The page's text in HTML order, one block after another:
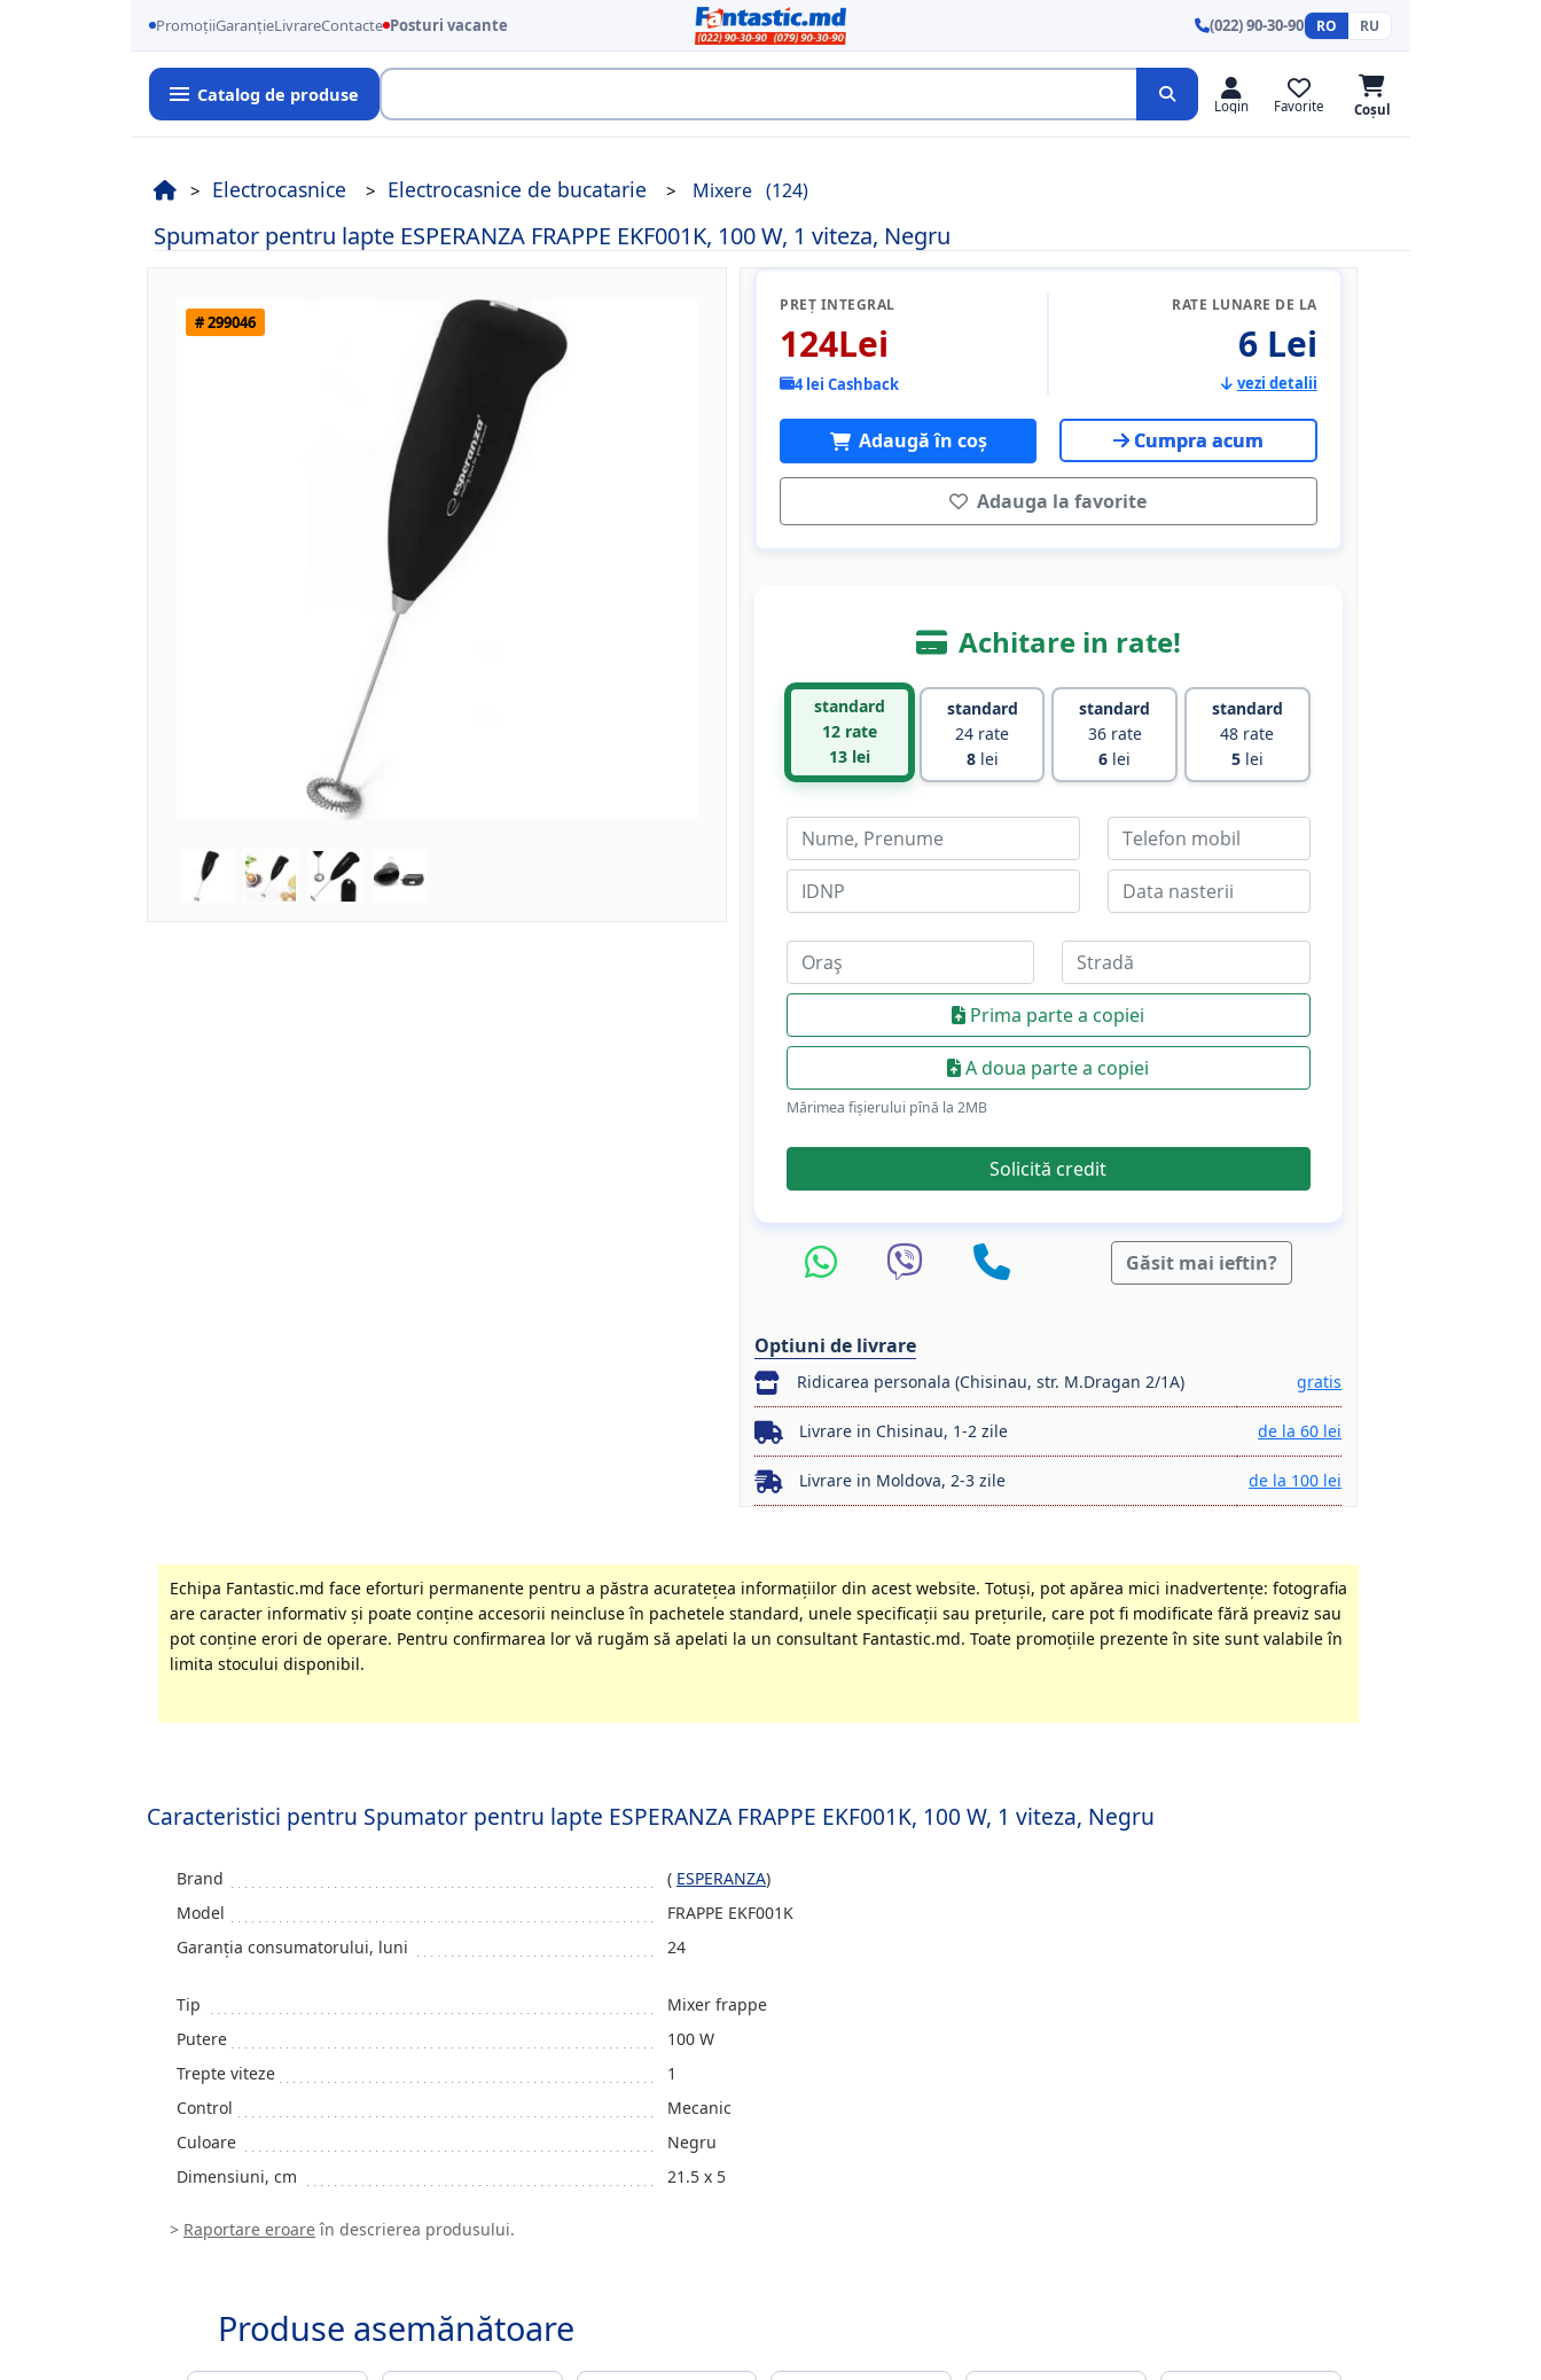
PromoțiiGaranțieLivrareContacte Posturi vacante (022) 90-30-90 RO RU
Catalog de produse
Login Favorite Coșul
Electrocasnice Electrocasnice de bucatarie Mixere (124)
Spumator pentru lapte ESPERANZA FRAPPE EKF001K, 100 W, 1 viteza, Negru
# 299046
PREȚ INTEGRAL
124Lei
4 lei Cashback
RATE LUNARE DE LA
6 Lei
vezi detalii
Adaugă în coș Cumpra acum
Adauga la favorite
Achitare in rate!
standard
12 rate
13lei
standard
24 rate
8lei
standard
36 rate
6 lei
standard
48 rate
5lei
Prima parte a copiei
A doua parte a copiei
Mărimea fișierului pînă la 2МB
Solicită credit
Găsit mai ieftin?
Optiuni de livrare
Ridicarea personala (Chisinau, str. M.Dragan 2/1A) gratis
Livrare in Chisinau, 1-2 zile de la 60 lei
Livrare in Moldova, 2-3 zile de la 100 lei
Echipa Fantastic.md face eforturi permanente pentru a păstra acurateţea informaţiilor din acest website. Totuși, pot apărea mici inadvertenţe: fotografia
are caracter informativ şi poate conţine accesorii neincluse în pachetele standard, unele specificaţii sau preţurile, care pot fi modificate fără preaviz sau
pot conţine erori de operare. Pentru confirmarea lor vă rugăm să apelati la un consultant Fantastic.md. Toate promoţiile prezente în site sunt valabile în
limita stocului disponibil.
Caracteristici pentru Spumator pentru lapte ESPERANZA FRAPPE EKF001K, 100 W, 1 viteza, Negru
Brand ( ESPERANZA)
Model
FRAPPE EKF001K
Garanția consumatorului, luni
24
Tip
Mixer frappe
Putere
100 W
Trepte viteze
1
Control
Mecanic
Culoare
Negru
Dimensiuni, cm
21.5 x 5
> Raportare eroareîn descrierea produsului.
Produse asemănătoare